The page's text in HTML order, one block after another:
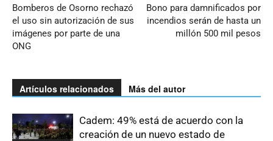
Bomberos de Osorno rechazó
el uso sin autorización de sus
imágenes por parte de una
ONG
Bono para damnificados por
incendios serán de hasta un
millón 500 mil pesos
Artículos relacionados Más del autor
Cadem: 49% está de acuerdo con la
creación de un nuevo estado de